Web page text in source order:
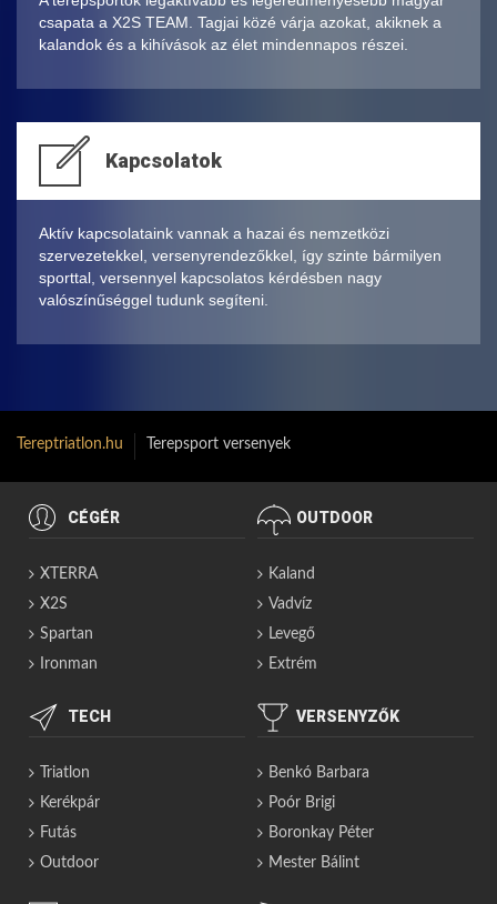
csapata a X2S TEAM. Tagjai közé várja azokat, akiknek a
kalandok és a kihívások az élet mindennapos részei.
Kapcsolatok
Aktív kapcsolataink vannak a hazai és nemzetközi
szervezetekkel, versenyrendezőkkel, így szinte bármilyen
sporttal, versennyel kapcsolatos kérdésben nagy
valószínűséggel tudunk segíteni.
Tereptriatlon.hu Terepsport versenyek
CÉGÉR
XTERRA
X2S
Spartan
Ironman
OUTDOOR
Kaland
Vadvíz
Levegő
Extrém
TECH
Triatlon
Kerékpár
Futás
Outdoor
VERSENYZŐK
Benkó Barbara
Poór Brigi
Boronkay Péter
Mester Bálint